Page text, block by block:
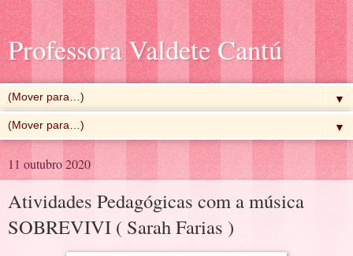
Professora Valdete Cantú
▼
▼
11 outubro 2020
Atividades Pedagógicas com a música
SOBREVIVI ( Sarah Farias )